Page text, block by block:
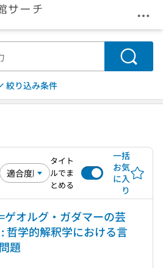
メ
検索
絞り込み条件
タイト
ルでま
とめる
一括
お気
に入
り
ゲオルグ・ガダマーの芸
哲学的解釈学における言
題